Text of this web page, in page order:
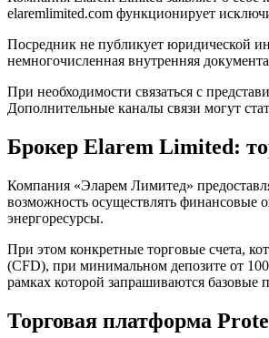
elaremlimited.com функционирует
Посредник не публикует юридической
немногочисленная внутренняя
При необходимости связаться с
Дополнительные каналы связи могут
Брокер Elarem Limited:
Компания «Эларем Лимитед»
возможность осуществлять
энергоресурсы.
При этом конкретные торговые счета,
(CFD), при минимальном депозите от
рамках которой запрашиваются базовые
Торговая платформа